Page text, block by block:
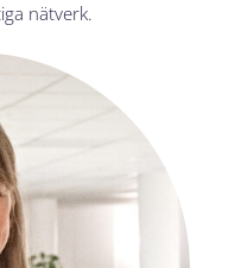
nätverk.